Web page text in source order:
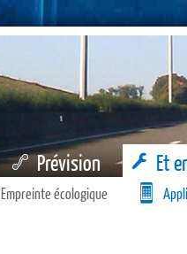
Prévision Et
Empreinte écologique